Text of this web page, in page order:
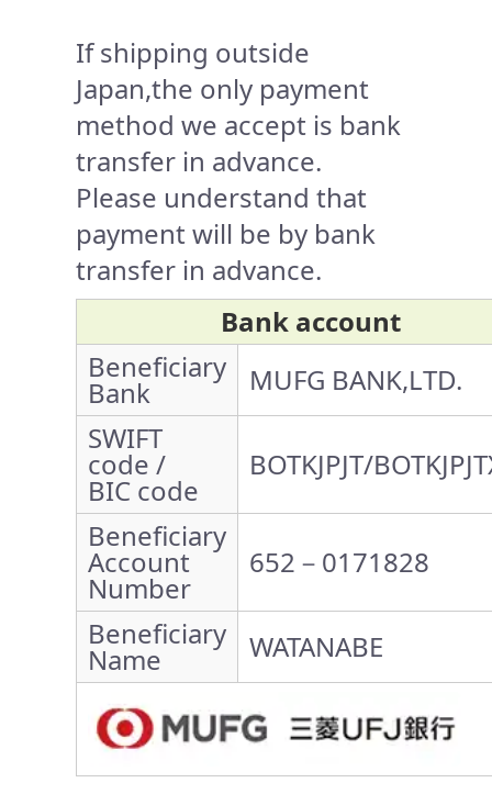
If shipping outside
Japan,the only payment
method we accept is bank
transfer in advance.
Please understand that
payment will be by bank
transfer in advance.
Bank account
Beneficiary
Bank
MUFG BANK,LTD.
SWIFT
code /
BIC code
BOTKJPJT/
Beneficiary
Account
Number
652－0171828
Beneficiary
Name WATANABE